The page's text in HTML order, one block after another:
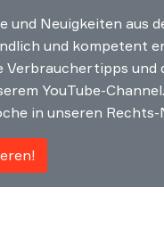
und Neuigkeiten aus
und kompetent
Verbrauchertipps und
YouTube-
in unseren Rechts-